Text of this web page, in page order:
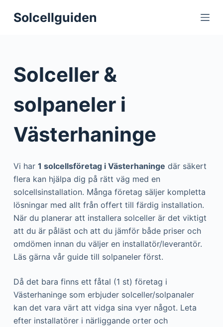
S
o
o
Solcellguiden
Solceller &
solpaneler i
Västerhaninge
Vi har 1 solcellsföretag i Västerhaninge där säkert
flera kan hjälpa dig på rätt väg med en
solcellsinstallation. Många företag säljer kompletta
lösningar med allt från offert till färdig installation.
När du planerar att installera solceller är det viktigt
att du är påläst och att du jämför både priser och
omdömen innan du väljer en installatör/leverantör.
Läs gärna vår guide till solpaneler först.
Då det bara finns ett fåtal (1 st) företag i
Västerhaninge som erbjuder solceller/solpanaler
kan det vara värt att vidga sina vyer något. Leta
efter installatörer i närliggande orter och